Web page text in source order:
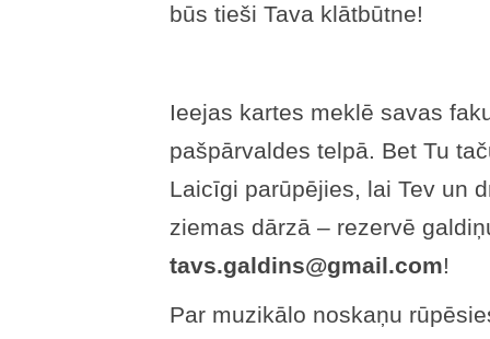
būs tieši Tava klātbūtne!
Ieejas kartes meklē savas
pašpārvaldes telpā. Bet Tu
Laicīgi parūpējies, lai Tev un
ziemas dārzā – rezervē
tavs.galdins@gmail.com!
Par muzikālo noskaņu